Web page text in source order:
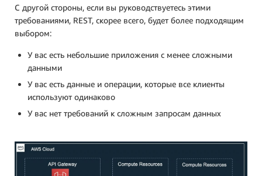
С другой стороны, если вы руководствуетесь этими
требованиями, REST, скорее всего, будет более подходящим
выбором:
У вас есть небольшие приложения с менее сложными
данными
У вас есть данные и операции, которые все клиенты
используют одинаково
У вас нет требований к сложным запросам данных